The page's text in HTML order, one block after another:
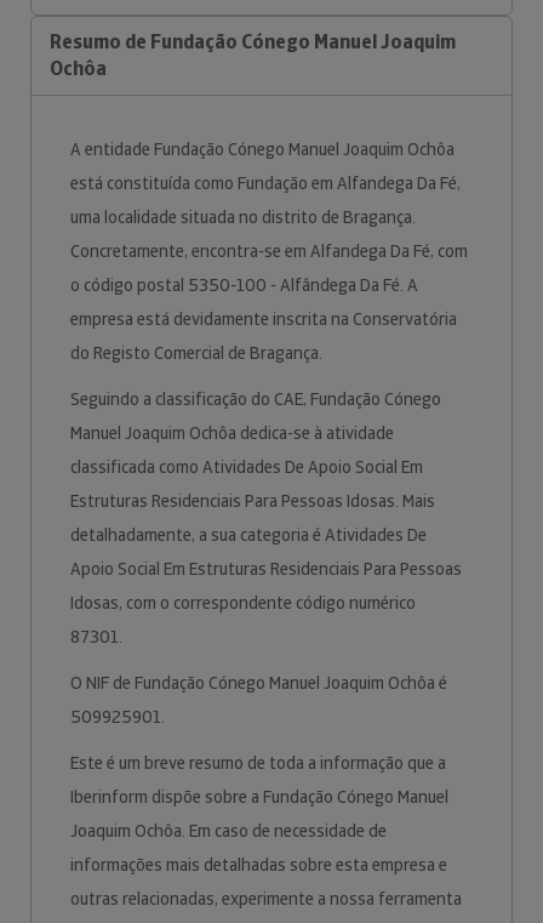
Resumo de Fundação Cónego Manuel Joaquim
Ochôa
A entidade Fundação Cónego Manuel Joaquim Ochôa
está constituída como Fundação em Alfandega Da Fé,
uma localidade situada no distrito de Bragança.
Concretamente, encontra-se em Alfandega Da Fé, com
o código postal 5350-100 - Alfândega Da Fé. A
empresa está devidamente inscrita na Conservatória
do Registo Comercial de Bragança.
Seguindo a classificação do CAE, Fundação Cónego
Manuel Joaquim Ochôa dedica-se à atividade
classificada como Atividades De Apoio Social Em
Estruturas Residenciais Para Pessoas Idosas. Mais
detalhadamente, a sua categoria é Atividades De
Apoio Social Em Estruturas Residenciais Para Pessoas
Idosas, com o correspondente código numérico
87301.
O NIF de Fundação Cónego Manuel Joaquim Ochôa é
509925901.
Este é um breve resumo de toda a informação que a
Iberinform dispõe sobre a Fundação Cónego Manuel
Joaquim Ochôa. Em caso de necessidade de
informações mais detalhadas sobre esta empresa e
outras relacionadas, experimente a nossa ferramenta